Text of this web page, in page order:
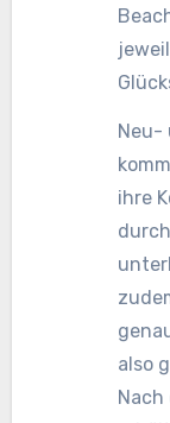
Neu-
ihre
also